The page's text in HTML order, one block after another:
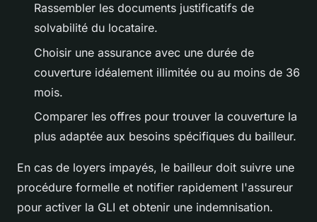
Rassembler les documents justificatifs de
solvabilité du locataire.
Choisir une assurance avec une durée de
couverture idéalement illimitée ou au moins de 36
mois.
Comparer les offres pour trouver la couverture la
plus adaptée aux besoins spécifiques du bailleur.
En cas de loyers impayés, le bailleur doit suivre une
procédure formelle et notifier rapidement l'assureur
pour activer la GLI et obtenir une indemnisation.